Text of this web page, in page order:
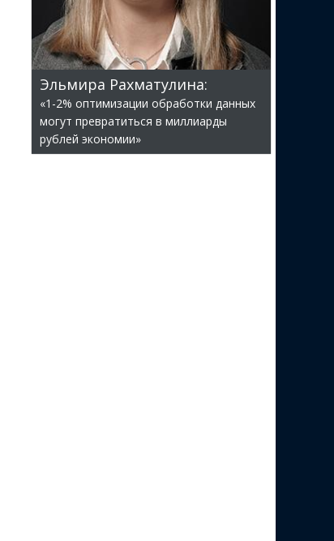
Эльмира Рахматулина:
«1-2% оптимизации обработки данных
могут превратиться в миллиарды
рублей экономии»